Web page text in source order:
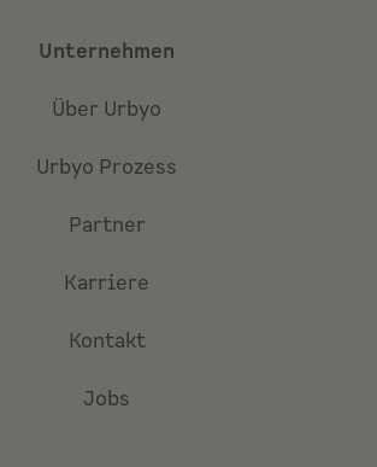
Unternehmen
Über Urbyo
Urbyo Prozess
Partner
Karriere
Kontakt
Jobs